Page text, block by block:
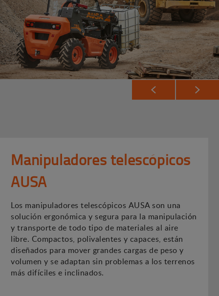
Manipuladores telescópicos
AUSA
Los manipuladores telescópicos AUSA son una
solución ergonómica y segura para la manipulación
y transporte de todo tipo de materiales al aire
libre. Compactos, polivalentes y capaces, están
diseñados para mover grandes cargas de peso y
volumen y se adaptan sin problemas a los terrenos
más difíciles e inclinados.